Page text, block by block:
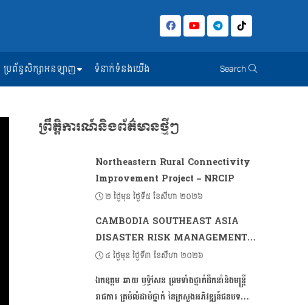
ប្រព័ន្ធសិក្សាអនឡាញ ទំនាក់ទំនងយើង Search
ព្រឹត្តិការណ៍និងព័ត៌មានថ្មីៗ
Northeastern Rural Connectivity
Improvement Project – NRCIP
២ ថ្ងៃមុន ថ្ងៃទី៥ ខែសីហា ២០២៦
CAMBODIA SOUTHEAST ASIA
DISASTER RISK MANAGEMENT
PROJECT 2 (CSADRM-2)
៤ ថ្ងៃមុន ថ្ងៃទី៣ ខែសីហា ២០២៦
ឯកឧត្ដម ឆាយ ឫទ្ធិសែន ព្រមទាំងថ្នាក់ដឹកនាំនិងមន្ត្រី
រាជការ គ្រប់លំដាប់ថ្នាក់ នៃក្រសួងអភិវឌ្ឍន៍ជនបទ